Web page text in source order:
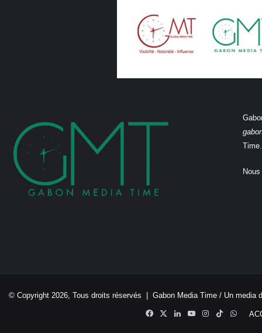
Time.
© Copyright 2026, Tous droits réservés | Gabon Media Time / Un media
Facebook
X LinkedinYouTubeInstagram
TikTok